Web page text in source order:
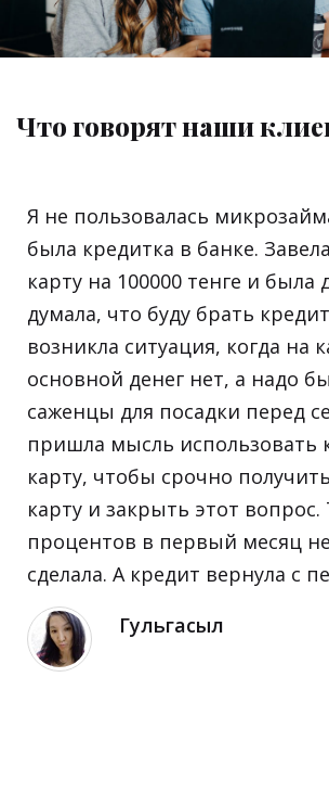
Что говорят наши
Я не пользовалась
была кредитка в банке.
карту на 100000 тенге и была
думала, что буду брать
возникла ситуация, когда на
основной денег нет, а надо
саженцы для посадки перед
пришла мысль использовать
карту, чтобы срочно
карту и закрыть этот вопрос.
процентов в первый месяц
сделала. А кредит вернула с
Гульгасыл